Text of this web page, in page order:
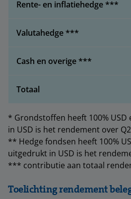
Rente- en inflatiehedge ***
Valutahedge ***
Cash en overige ***
Totaal
* Grondstoffen heeft 100%
in USD is het rendement over
** Hedge fondsen heeft 100%
uitgedrukt in USD is het
*** contributie aan totaal
Toelichting rendement